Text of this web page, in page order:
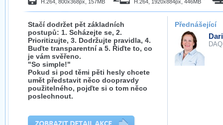
H.264, 800x368px, 157MB H.264, 1920x884px, 446MB
Stačí dodržet pět základních
postupů: 1. Scházejte se, 2.
Prioritizujte, 3. Dodržujte pravidla, 4.
Buďte transparentní a 5. Řiďte to, co
je vám svěřeno.
"So simple!"
Pokud si pod těmi pěti hesly chcete
umět představit něco doopravdy
použitelného, pojďte si o tom něco
poslechnout.
Přednášející